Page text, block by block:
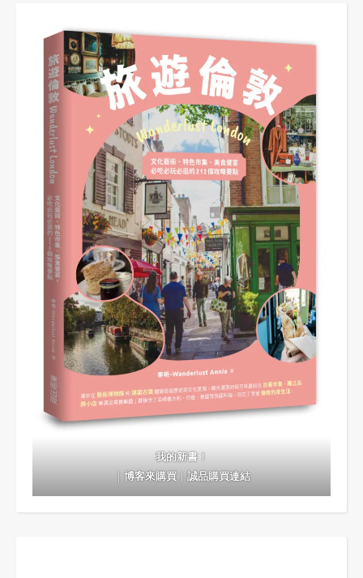
我的新書！
｜博客來購買｜誠品購買連結